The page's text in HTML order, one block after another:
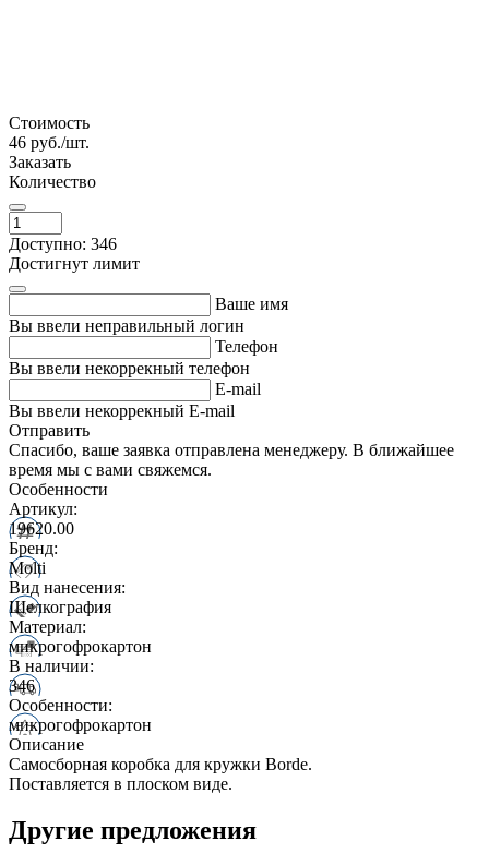
Стоимость
46 руб./шт.
Заказать
Количество
Доступно: 346
Достигнут лимит
Ваше имя
Вы ввели неправильный логин
Телефон
Вы ввели некоррекный телефон
E-mail
Вы ввели некоррекный E-mail
Отправить
Спасибо, ваше заявка отправлена менеджеру. В ближайшее
время мы с вами свяжемся.
Особенности
Артикул:
19620.00
Бренд:
Molti
Вид нанесения:
Шелкография
Материал:
микрогофрокартон
В наличии:
346
Особенности:
микрогофрокартон
Описание
Самосборная коробка для кружки Borde.
Поставляется в плоском виде.
Другие предложения